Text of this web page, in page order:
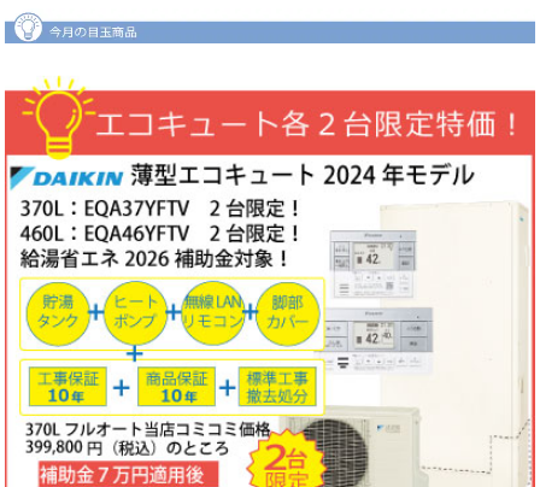
2026年06月04日
デル6畳用S225ATCS-W・標準工事費（冷媒配管4ｍまで込）商品5
年保証付きコミコミ価格128,000円！
2026年06月02日
キャンペーン
ノーリツでおトクに買替え！ノーリツ対象製品の購入・設置・アプ
リ接続で
現金最大35,000円
がもれなくもらえるキャッシュバックキ
ャンペーン2026第2弾。キャンペーン期間：2026年6月1日～12月
18日まで
2026年06月02日
目玉商品
【1台限定特価！】三菱ルームエアコン霧ヶ峰GVシリーズ10畳用
MSZ-GV2823-W・標準工事費（冷媒配管4ｍまで込）コミコミ価格
99,800円！完売しました
2026年05月22日
お知らせ
ノーリツ・リンナイ・パロマ製品の値上げに伴う価格改定について
2026年05月18日
目玉商品
ノーリツビルトインコンロ「N3WV6M」工事費コミコミ特価！今